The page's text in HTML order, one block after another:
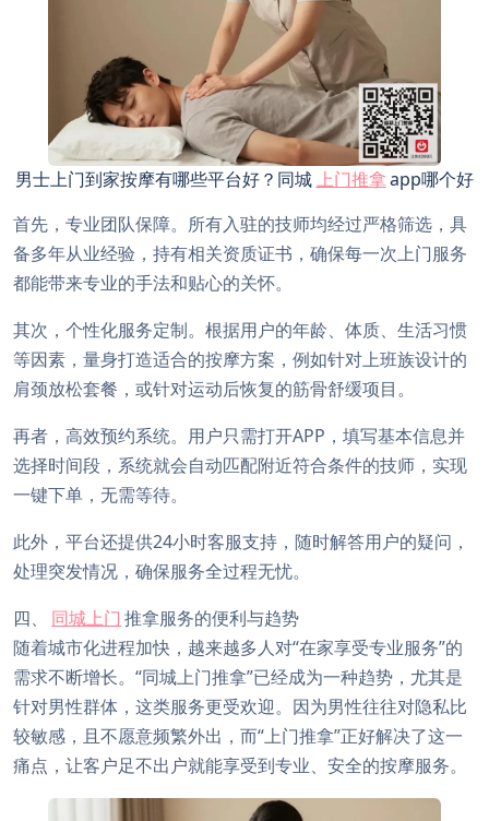
男士上门到家按摩有哪些平台好？同城上门推拿app哪个好
首先，专业团队保障。所有入驻的技师均经过严格筛选，具
备多年从业经验，持有相关资质证书，确保每一次上门服务
都能带来专业的手法和贴心的关怀。
其次，个性化服务定制。根据用户的年龄、体质、生活习惯
等因素，量身打造适合的按摩方案，例如针对上班族设计的
肩颈放松套餐，或针对运动后恢复的筋骨舒缓项目。
再者，高效预约系统。用户只需打开APP，填写基本信息并
选择时间段，系统就会自动匹配附近符合条件的技师，实现
一键下单，无需等待。
此外，平台还提供24小时客服支持，随时解答用户的疑问，
处理突发情况，确保服务全过程无忧。
四、
同城上门 推拿服务的便利与趋势
随着城市化进程加快，越来越多人对“在家享受专业服务”的
需求不断增长。“同城上门推拿”已经成为一种趋势，尤其是
针对男性群体，这类服务更受欢迎。因为男性往往对隐私比
较敏感，且不愿意频繁外出，而“上门推拿”正好解决了这一
痛点，让客户足不出户就能享受到专业、安全的按摩服务。